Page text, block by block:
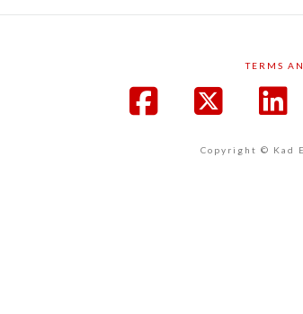
TERMS
Copyright © Kad